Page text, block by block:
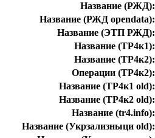
Название (РЖД):
Название (РЖД opendata):
Название (ЭТП РЖД):
Название (ТР4к1):
Название (ТР4к2):
Операции (ТР4к2):
Название (ТР4к1 old):
Название (ТР4к2 old):
Название (tr4.info):
Название (Укрзализныци old):